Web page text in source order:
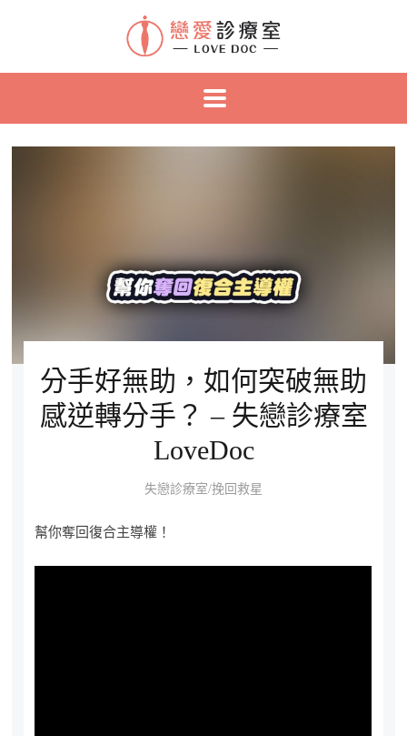
分手好無助，如何突破無助
感逆轉分手？ – 失戀診療室
LoveDoc
失戀診療室/挽回救星
幫你奪回復合主導權！